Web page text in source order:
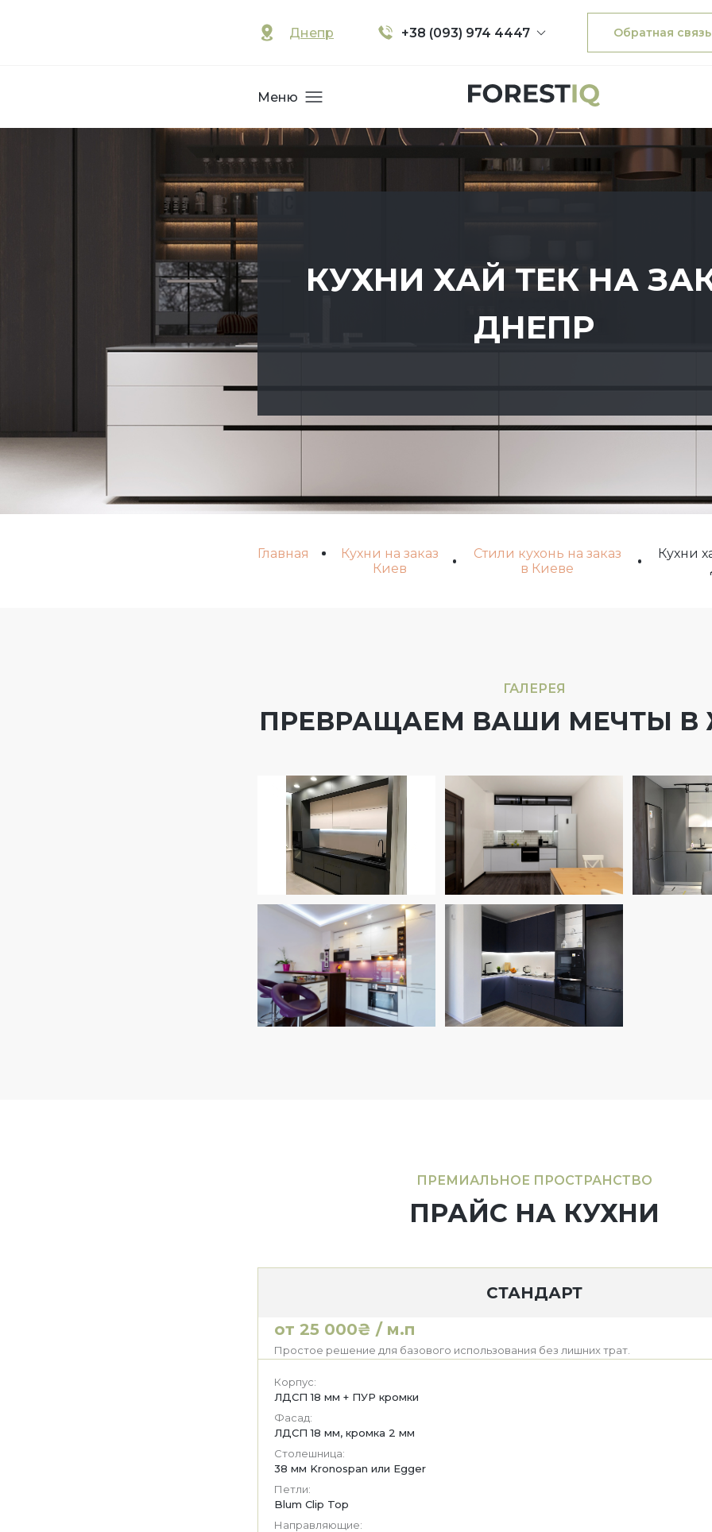
Днепр +38 (093) 974 4447 Обратная связь
Меню
КУХНИ ХАЙ ТЕК НА
ДНЕПР
Главная
Кухни на заказ
Киев
Стили кухонь на заказ
в Киеве
Кухни
ГАЛЕРЕЯ
ПРЕВРАЩАЕМ ВАШИ МЕЧТЫ В
ПРЕМИАЛЬНОЕ ПРОСТРАНСТВО
ПРАЙС НА КУХНИ
СТАНДАРТ
от 25 000₴ / м.п
Простое решение для базового использования без лишних трат.
Корпус:
ЛДСП 18 мм + ПУР кромки
Фасад:
ЛДСП 18 мм, кромка 2 мм
Столешница:
38 мм Kronospan или Egger
Петли:
Blum Clip Top
Направляющие: